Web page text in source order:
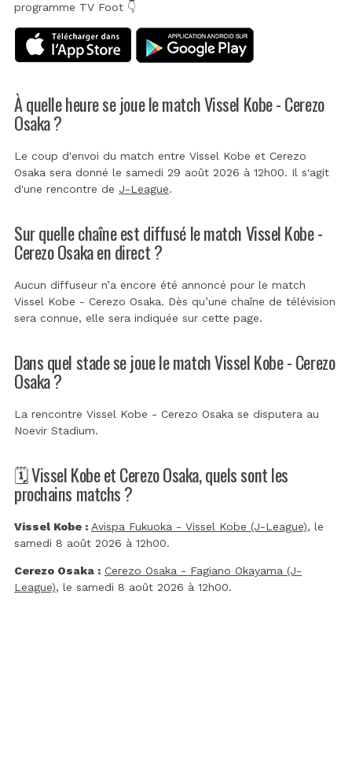
programme TV Foot 👇
À quelle heure se joue le match Vissel Kobe - Cerezo
Osaka ?
Le coup d'envoi du match entre Vissel Kobe et Cerezo
Osaka sera donné le samedi 29 août 2026 à 12h00. Il s'agit
d'une rencontre de J-League.
Sur quelle chaîne est diffusé le match Vissel Kobe -
Cerezo Osaka en direct ?
Aucun diffuseur n’a encore été annoncé pour le match
Vissel Kobe - Cerezo Osaka. Dès qu’une chaîne de télévision
sera connue, elle sera indiquée sur cette page.
Dans quel stade se joue le match Vissel Kobe - Cerezo
Osaka ?
La rencontre Vissel Kobe - Cerezo Osaka se disputera au
Noevir Stadium.
🗓️ Vissel Kobe et Cerezo Osaka, quels sont les
prochains matchs ?
Vissel Kobe : Avispa Fukuoka - Vissel Kobe (J-League), le
samedi 8 août 2026 à 12h00.
Cerezo Osaka : Cerezo Osaka - Fagiano Okayama (J-
League), le samedi 8 août 2026 à 12h00.